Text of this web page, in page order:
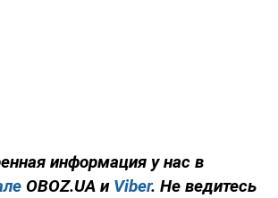
информация у нас в
OBOZ.UA и Viber. Не ведитесь